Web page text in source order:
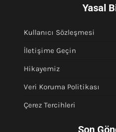
Yasal
Kullanıcı Sözleşmesi
İletişime Geçin
Hikayemiz
Veri Koruma Politikası
Çerez Tercihleri
Son